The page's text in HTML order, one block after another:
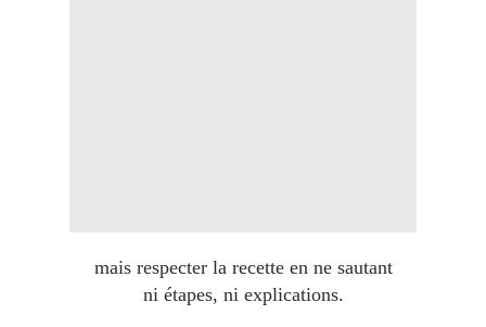
mais respecter la recette en ne sautant
ni étapes, ni explications.